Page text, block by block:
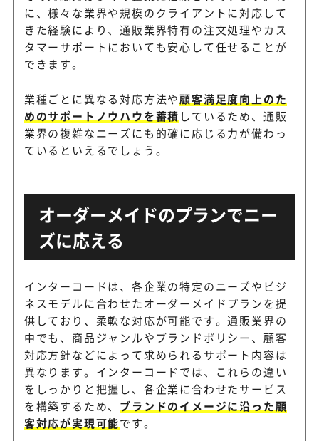
に、様々な業界や規模のクライアントに対応して
きた経験により、通販業界特有の注文処理やカス
タマーサポートにおいても安心して任せることが
できます。
業種ごとに異なる対応方法や顧客満足度向上のた
めのサポートノウハウを蓄積 しているため、通販
業界の複雑なニーズにも的確に応じる力が備わっ
ているといえるでしょう。
オーダーメイドのプランでニー
ズに応える
インターコードは、各企業の特定のニーズやビジ
ネスモデルに合わせたオーダーメイドプランを提
供しており、柔軟な対応が可能です。通販業界の
中でも、商品ジャンルやブランドポリシー、顧客
対応方針などによって求められるサポート内容は
異なります。インターコードでは、これらの違い
をしっかりと把握し、各企業に合わせたサービス
を構築するため、 ブランドのイメージに沿った顧
客対応が実現可能です。